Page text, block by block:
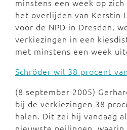
minstens een week op
het overlijden van Kerstin
voor de NPD in Dresden,
verkiezingen in een
met minstens een week
Schröder wil 38 procent
(8 september 2005)
bij de verkiezingen 38
halen. Dit zei hij vandaag